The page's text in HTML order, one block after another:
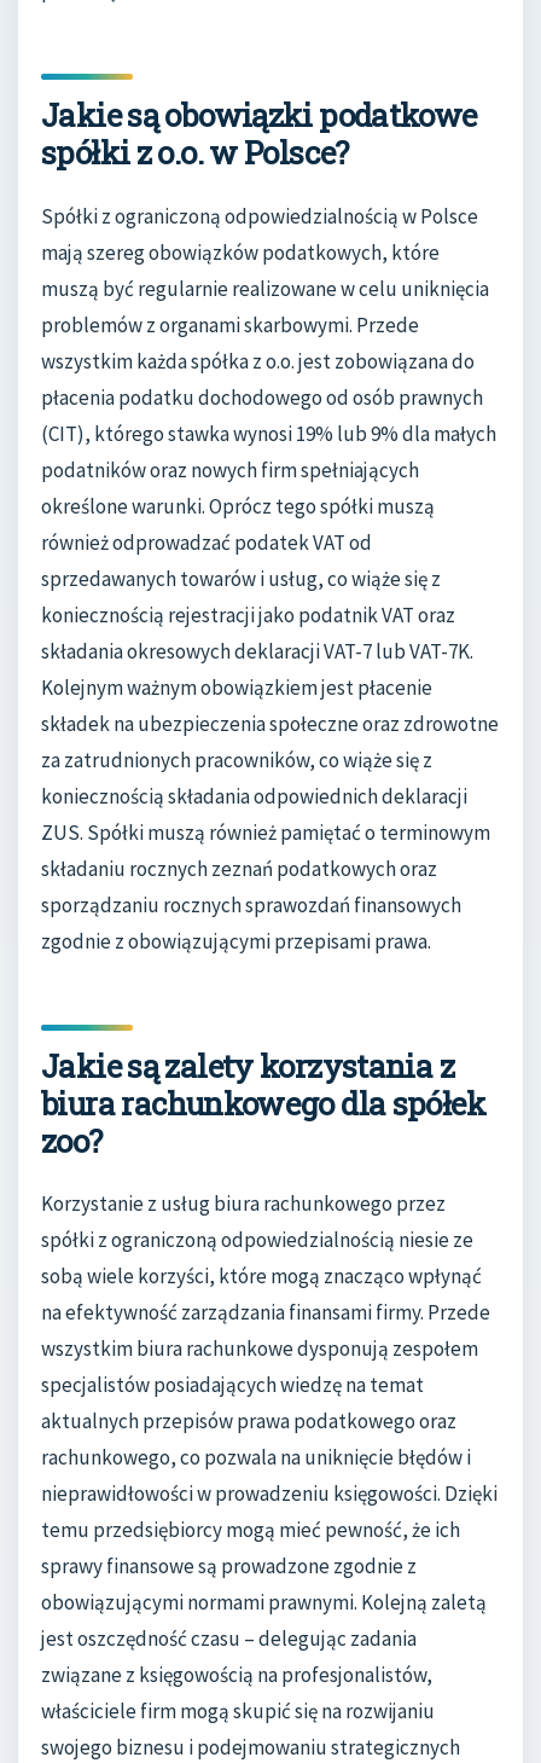
Jakie są obowiązki podatkowe
spółki z o.o. w Polsce?
Spółki z ograniczoną odpowiedzialnością w Polsce
mają szereg obowiązków podatkowych, które
muszą być regularnie realizowane w celu uniknięcia
problemów z organami skarbowymi. Przede
wszystkim każda spółka z o.o. jest zobowiązana do
płacenia podatku dochodowego od osób prawnych
(CIT), którego stawka wynosi 19% lub 9% dla małych
podatników oraz nowych firm spełniających
określone warunki. Oprócz tego spółki muszą
również odprowadzać podatek VAT od
sprzedawanych towarów i usług, co wiąże się z
koniecznością rejestracji jako podatnik VAT oraz
składania okresowych deklaracji VAT-7 lub VAT-7K.
Kolejnym ważnym obowiązkiem jest płacenie
składek na ubezpieczenia społeczne oraz zdrowotne
za zatrudnionych pracowników, co wiąże się z
koniecznością składania odpowiednich deklaracji
ZUS. Spółki muszą również pamiętać o terminowym
składaniu rocznych zeznań podatkowych oraz
sporządzaniu rocznych sprawozdań finansowych
zgodnie z obowiązującymi przepisami prawa.
Jakie są zalety korzystania z
biura rachunkowego dla spółek
zoo?
Korzystanie z usług biura rachunkowego przez
spółki z ograniczoną odpowiedzialnością niesie ze
sobą wiele korzyści, które mogą znacząco wpłynąć
na efektywność zarządzania finansami firmy. Przede
wszystkim biura rachunkowe dysponują zespołem
specjalistów posiadających wiedzę na temat
aktualnych przepisów prawa podatkowego oraz
rachunkowego, co pozwala na uniknięcie błędów i
nieprawidłowości w prowadzeniu księgowości. Dzięki
temu przedsiębiorcy mogą mieć pewność, że ich
sprawy finansowe są prowadzone zgodnie z
obowiązującymi normami prawnymi. Kolejną zaletą
jest oszczędność czasu – delegując zadania
związane z księgowością na profesjonalistów,
właściciele firm mogą skupić się na rozwijaniu
swojego biznesu i podejmowaniu strategicznych